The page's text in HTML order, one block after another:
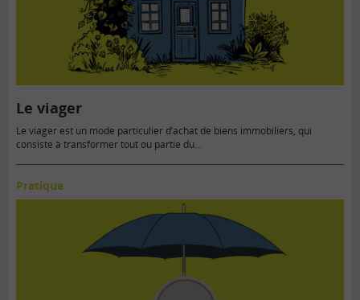
Le viager
Le viager est un mode particulier d’achat de biens immobiliers, qui
consiste à transformer tout ou partie du…
Pratique